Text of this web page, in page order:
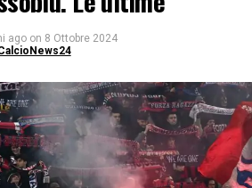
ago on 8 Ottobre 2024